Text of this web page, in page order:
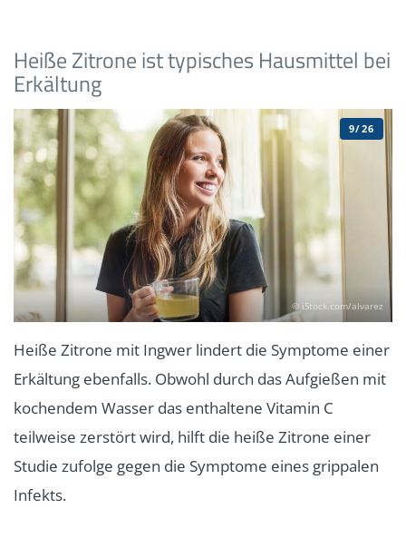
Heiße Zitrone ist typisches Hausmittel bei
Erkältung
© iStock.com/alvarez
9/26
Heiße Zitrone mit Ingwer lindert die Symptome einer
Erkältung ebenfalls. Obwohl durch das Aufgießen mit
kochendem Wasser das enthaltene Vitamin C
teilweise zerstört wird, hilft die heiße Zitrone einer
Studie zufolge gegen die Symptome eines grippalen
Infekts.